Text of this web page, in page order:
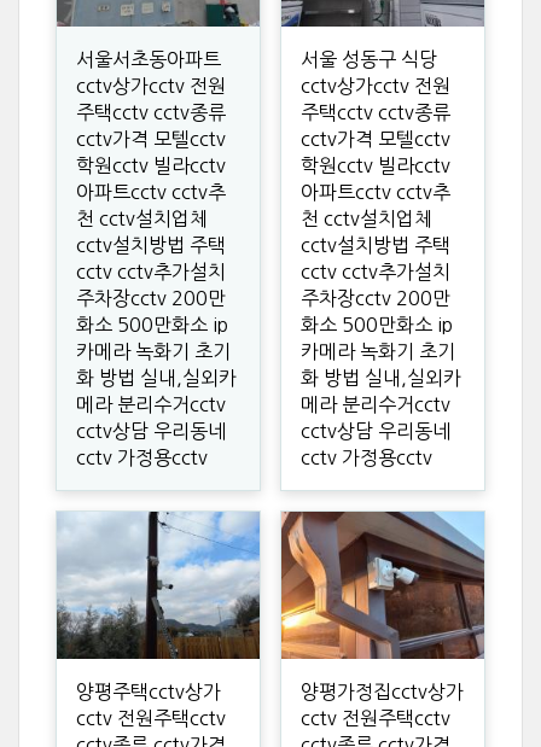
서울서초동아파트
cctv상가cctv 전원
주택cctv cctv종류
cctv가격 모텔cctv
학원cctv 빌라cctv
아파트cctv cctv추
천 cctv설치업체
cctv설치방법 주택
cctv cctv추가설치
주차장cctv 200만
화소 500만화소 ip
카메라 녹화기 초기
화 방법 실내,실외카
메라 분리수거cctv
cctv상담 우리동네
cctv 가정용cctv
서울 성동구 식당
cctv상가cctv 전원
주택cctv cctv종류
cctv가격 모텔cctv
학원cctv 빌라cctv
아파트cctv cctv추
천 cctv설치업체
cctv설치방법 주택
cctv cctv추가설치
주차장cctv 200만
화소 500만화소 ip
카메라 녹화기 초기
화 방법 실내,실외카
메라 분리수거cctv
cctv상담 우리동네
cctv 가정용cctv
양평주택cctv상가
cctv 전원주택cctv
양평가정집cctv상가
cctv 전원주택cctv